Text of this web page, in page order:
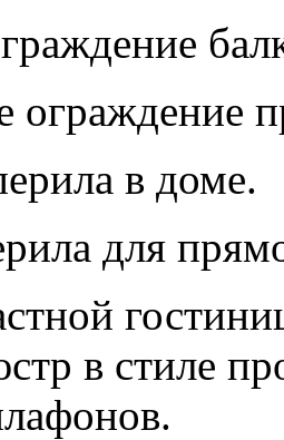
ограждение
в доме.
для
в стиле